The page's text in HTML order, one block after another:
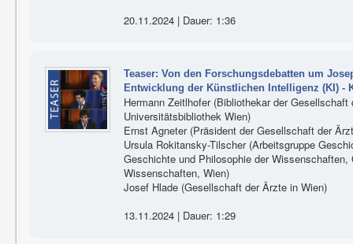
20.11.2024 | Dauer: 1:36
Teaser: Von den Forschungsdebatten um
Entwicklung der Künstlichen Intelligenz (KI) -
Hermann Zeitlhofer (Bibliothekar der
Universitätsbibliothek Wien)
Ernst Agneter (Präsident der Gesellschaft der
Ursula Rokitansky-Tilscher (Arbeitsgruppe
Geschichte und Philosophie der
Wissenschaften, Wien)
Josef Hlade (Gesellschaft der Ärzte in Wien)
13.11.2024 | Dauer: 1:29